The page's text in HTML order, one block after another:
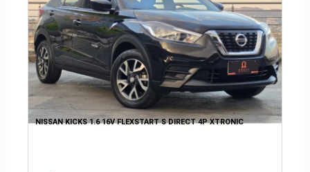
NISSAN KICKS 1.6 16V FLEXSTART S DIRECT 4P XTRONIC